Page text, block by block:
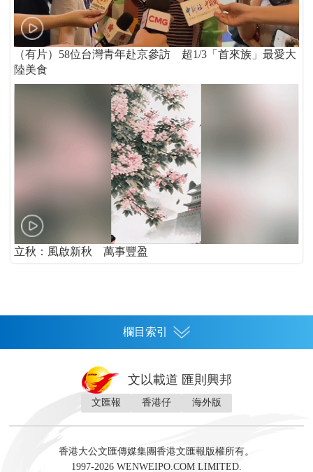
（有片）58位台灣青年赴京參訪 超1/3「首來族」最愛大
陸美食
立秋：風啟新秋 萬事豐盈
欄目索引
灣區人
財經 地產 投資 財評 數字經濟
文以載道 匯則興邦
文匯報 香港仔 海外版
香港大公文匯傳媒集團香港文匯報版權所有。
1997-2026 WENWEIPO.COM LIMITED.